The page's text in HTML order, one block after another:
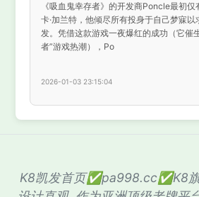
《吸血鬼幸存者》的开发商Poncle最初
卡·加兰特，他倾尽所有投身于自己梦寐
发。凭借这款游戏一夜爆红的成功（它催
者”游戏热潮），Po
2026-01-03 23:15:04
K8凯发首页✅pa998.cc✅K8